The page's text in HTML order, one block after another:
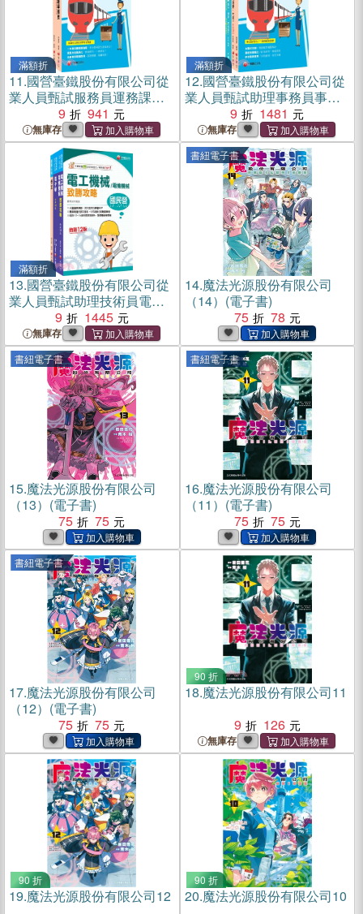
滿額折
11.國營臺鐵股份有限公司從
業人員甄試服務員運務課文
版套書（共二冊）
9 941
無庫存
滿額折
12.國營臺鐵股份有限公司從
業人員甄試助理事務員事務
管理課文版套書（共三冊）
9 1481
無庫存
滿額折
13.國營臺鐵股份有限公司從
業人員甄試助理技術員電務/
電力課文版套書（共三冊）
9 1445
無庫存
書紐電子書
14.魔法光源股份有限公司
（14）(電子書)
75
78
書紐電子書
15.魔法光源股份有限公司
（13）(電子書)
75
75
書紐電子書
16.魔法光源股份有限公司
（11）(電子書)
75
75
書紐電子書
17.魔法光源股份有限公司
（12）(電子書)
75
75
90 折
18.魔法光源股份有限公司11
9
126
無庫存
90 折
19.魔法光源股份有限公司12
90 折
20.魔法光源股份有限公司10